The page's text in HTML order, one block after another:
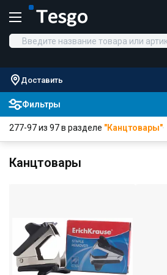
Доставить
Фильтры
277-97 из 97 в разделе "Канцтовары"
Канцтовары